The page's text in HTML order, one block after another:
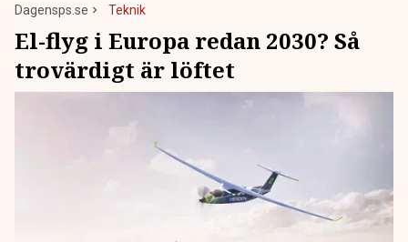
Dagensps.se Teknik
El-flyg i Europa redan 2030? Så
trovärdigt är löftet